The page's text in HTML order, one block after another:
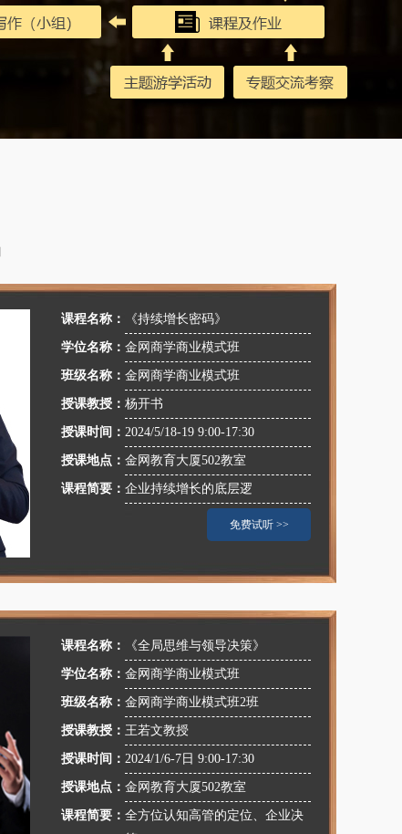
课程名称： 《持续增长密码》
学位名称： 金网商学商业模式班
班级名称： 金网商学商业模式班
授课教授： 杨开书
授课时间： 2024/5/18-19 9:00-17:30
授课地点： 金网教育大厦502教室
课程简要： 企业持续增长的底层逻
免费试听 >>
课程名称： 《全局思维与领导决策》
学位名称： 金网商学商业模式班
班级名称： 金网商学商业模式班2班
授课教授： 王若文教授
授课时间： 2024/1/6-7日 9:00-17:30
授课地点： 金网教育大厦502教室
课程简要： 全方位认知高管的定位、企业决